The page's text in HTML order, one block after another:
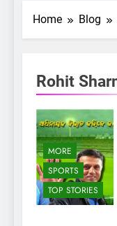
Home Blog
Rohit
MORE
SPORTS
TOP STORIES